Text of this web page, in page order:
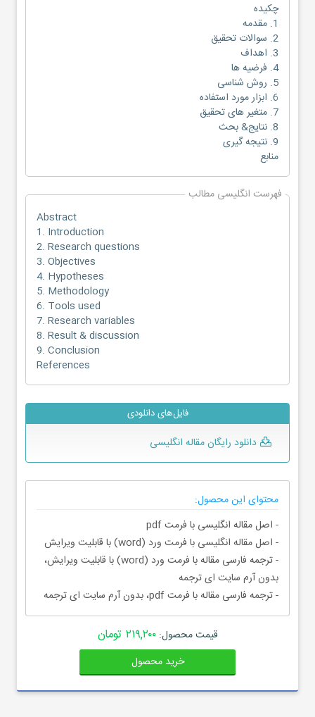
چکیده
1. مقدمه
2. سوالات تحقیق
3. اهداف
4. فرضیه ها
5. روش شناسی
6. ابزار مورد استفاده
7. متغیر های تحقیق
8. نتایج& بحث
9. نتیجه گیری
منابع
فهرست انگلیسی مطالب
Abstract
1. Introduction
2. Research questions
3. Objectives
4. Hypotheses
5. Methodology
6. Tools used
7. Research variables
8. Result & discussion
9. Conclusion
References
فایل‌های دانلودی
دانلود رایگان مقاله انگلیسی
محتوای این محصول:
- اصل مقاله انگلیسی با فرمت pdf
- اصل مقاله انگلیسی با فرمت ورد (word) با قابلیت ویرایش
- ترجمه فارسی مقاله با فرمت ورد (word) با قابلیت ویرایش،
بدون آرم سایت ای ترجمه
- ترجمه فارسی مقاله با فرمت pdf، بدون آرم سایت ای ترجمه
قیمت محصول:۲۱۹,۲۰۰ تومان
خرید محصول